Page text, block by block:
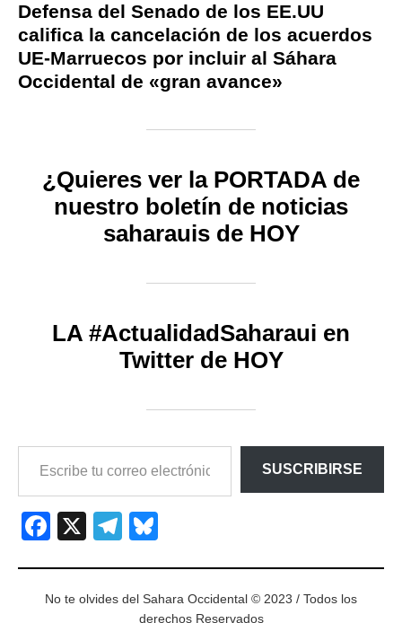
Defensa del Senado de los EE.UU
califica la cancelación de los acuerdos
UE-Marruecos por incluir al Sáhara
Occidental de «gran avance»
¿Quieres ver la PORTADA de
nuestro boletín de noticias
saharauis de HOY
LA #ActualidadSaharaui en
Twitter de HOY
SUSCRIBIRSE
Facebook
X Telegram
No te olvides del Sahara Occidental © 2023 / Todos los
derechos Reservados